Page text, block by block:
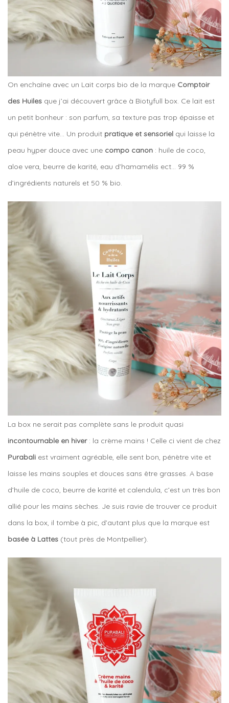
On enchaîne avec un Lait corps bio de la marque Comptoir
des Huiles que j’ai découvert grâce à Biotyfull box. Ce lait est
un petit bonheur : son parfum, sa texture pas trop épaisse et
qui pénètre vite… Un produit pratique et sensoriel qui laisse la
peau hyper douce avec une compo canon : huile de coco,
aloe vera, beurre de karité, eau d’hamamélis ect… 99 %
d’ingrédients naturels et 50 % bio.
La box ne serait pas complète sans le produit quasi
incontournable en hiver : la crème mains ! Celle ci vient de chez
Purabali est vraiment agréable, elle sent bon, pénètre vite et
laisse les mains souples et douces sans être grasses. A base
d’huile de coco, beurre de karité et calendula, c’est un très bon
allié pour les mains sèches. Je suis ravie de trouver ce produit
dans la box, il tombe à pic, d’autant plus que la marque est
basée à Lattes (tout près de Montpellier).